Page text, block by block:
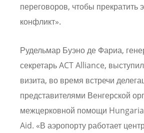
переговоров, чтобы прекратить
конфликт».
Рудельмар Буэно де Фариа,
секретарь ACT Alliance,
визита, во время встречи
представителями Венгерской
межцерковной помощи
Aid. «В аэропорту работает